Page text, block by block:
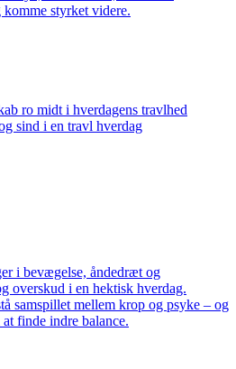
styrket videre.
ro midt i hverdagens travlhed
sind i en travl hverdag
i bevægelse, åndedræt og
overskud i en hektisk hverdag.
samspillet mellem krop og psyke – og
finde indre balance.